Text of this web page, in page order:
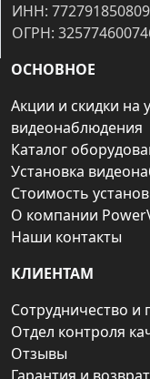
ИНН: 772791850809
ОГРН:
ОСНОВНОЕ
Акции и скидки на
видеонаблюдения
Каталог
Установка
Стоимость
О компании
Наши контакты
КЛИЕНТАМ
Сотрудничество и
Отдел контроля
Отзывы